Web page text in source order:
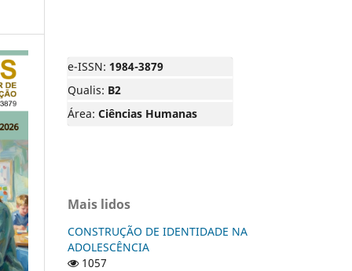
e-ISSN: 1984-3879
Qualis: B2
Área: Ciências Humanas
Mais lidos
CONSTRUÇÃO DE IDENTIDADE NA
ADOLESCÊNCIA
1057